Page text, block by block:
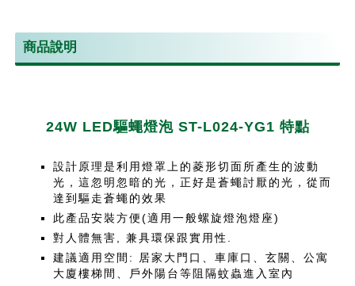
商品說明
24W LED驅蠅燈泡 ST-L024-YG1 特點
設計原理是利用燈罩上的菱形切面所產生的波動
光，這忽明忽暗的光，正好是蒼蠅討厭的光，從而
達到驅走蒼蠅的效果
此產品安裝方便(適用一般螺旋燈泡燈座)
對人體無害, 兼具環保跟實用性.
建議適用空間: 居家大門口、車庫口、玄關、公寓
大廈樓梯間、戶外陽台等阻隔蚊蟲進入室內